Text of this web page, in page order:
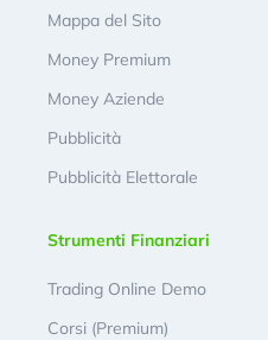
Mappa del Sito
Money Premium
Money Aziende
Pubblicità
Pubblicità Elettorale
Strumenti Finanziari
Trading Online Demo
Corsi (Premium)